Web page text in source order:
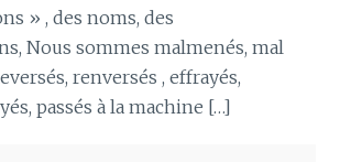
» , des noms, des
Nous sommes malmenés, mal
renversés , effrayés,
passés à la machine […]